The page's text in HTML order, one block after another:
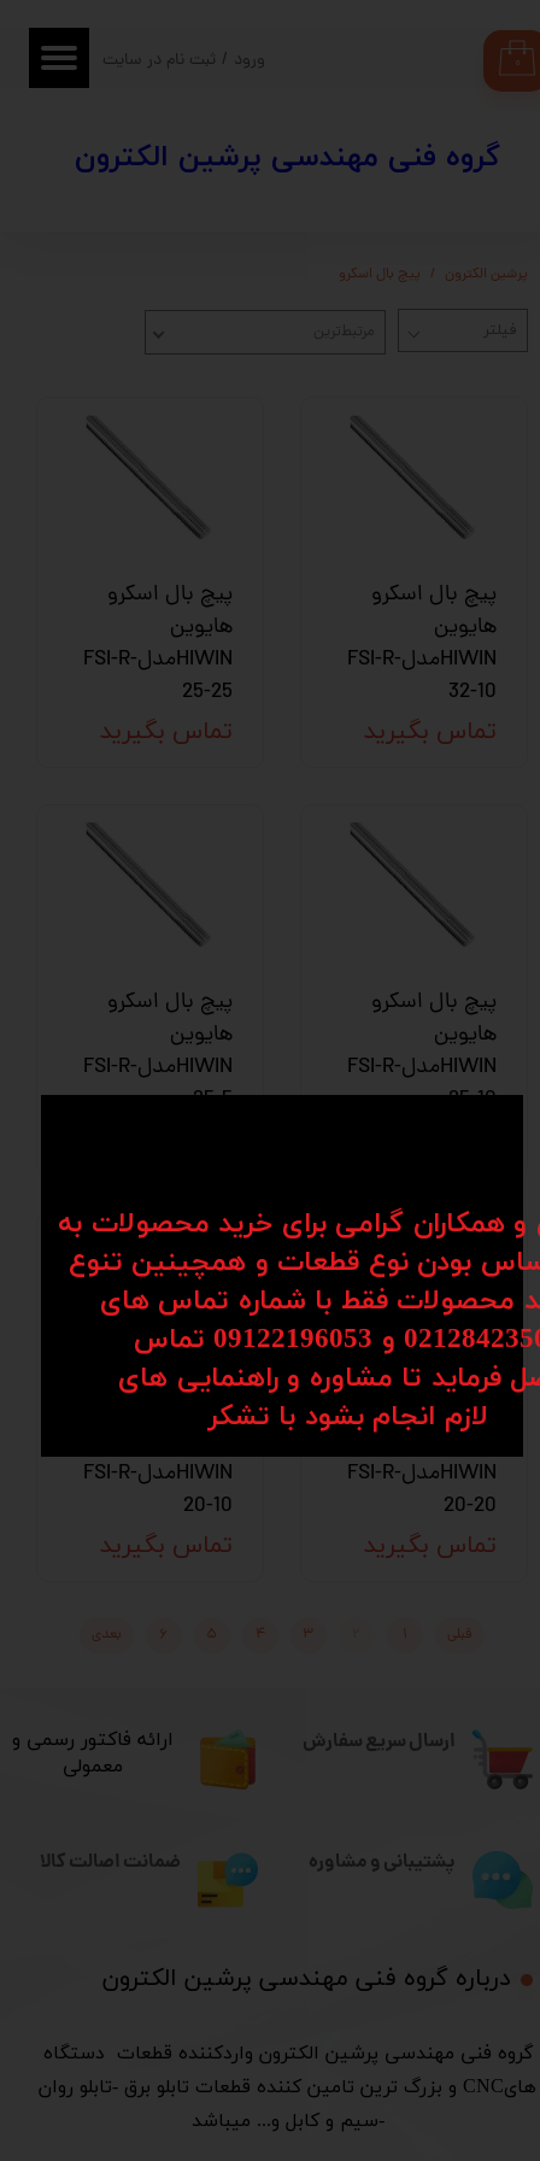
​​گروه فنی مهندسی پرشین الکترون
۰ ورود / ثبت نام در سایت
حساب کاربری من
سفارشات
پرشین الکترون پیچ بال اسکرو
مرتبط‌ترین
پیچ بال اسکرو
هایوین
HIWINمدلFSI-R-
32-10
تماس بگیرید
پیچ بال اسکرو
هایوین
HIWINمدلFSI-R-
25-25
تماس بگیرید
پیچ بال اسکرو
هایوین
HIWINمدلFSI-R-
25-10
پیچ بال اسکرو
هایوین
HIWINمدلFSI-R-
25-5
پیچ بال اسکرو
هایوین
HIWINمدلFSI-R-
20-20
تماس بگیرید
پیچ بال اسکرو
هایوین
HIWINمدلFSI-R-
20-10
تماس بگیرید
قبلی ۱ ۳ ۴ ۵ ۶ بعدی
ارسال سریع سفارش
درباره گروه فنی مهندسی پرشین الکترون​​​​​​​
​گروه فنی مهندسی پرشین الکترون واردکننده قطعات دستگاه
هایCNC و بزرگ ترین تامین کننده قطعات تابلو برق -تابلو روان
-سیم و کابل و... میباشد
​ارائه فاکتور رسمی و
معمولی
پشتیبانی و مشاوره ضمانت اصالت کالا
همکاران گرامی برای خرید محصولات به
بودن نوع قطعات و همچینین تنوع
کد محصولات فقط با شماره تماس های
و 09122196053​​​​​​​ تماس
فرماید تا مشاوره و راهنمایی های
​​​​​​​لازم انجام بشود با تشکر​​​​​​​